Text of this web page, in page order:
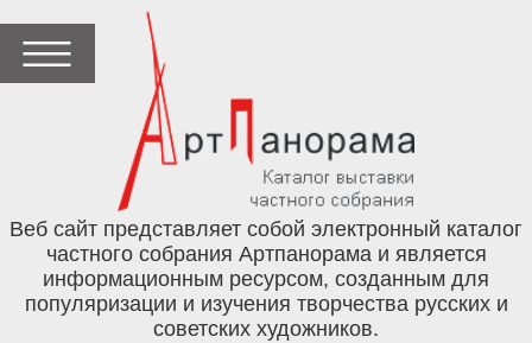
Веб сайт представляет собой электронный каталог
частного собрания Артпанорама и является
информационным ресурсом, созданным для
популяризации и изучения творчества русских и
советских художников.